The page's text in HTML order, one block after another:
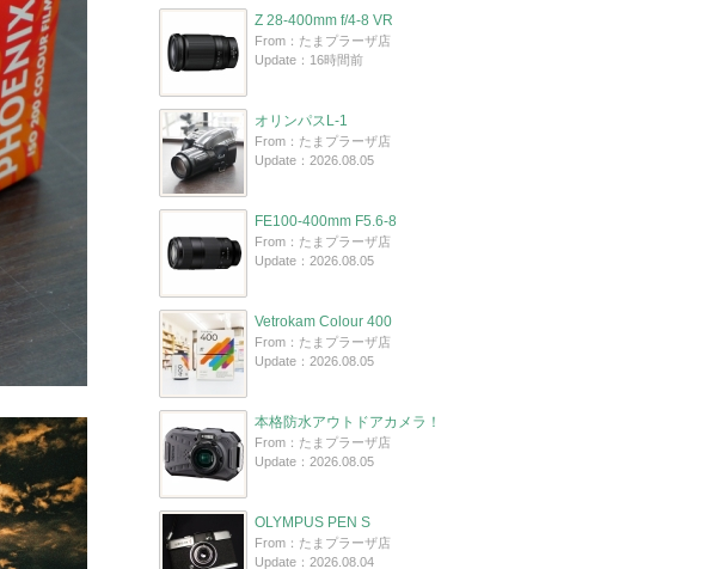
Z 28-400mm f/4-8 VR
From：たまプラーザ店
Update：16時間前
オリンパスL-1
From：たまプラーザ店
Update：2026.08.05
FE100-400mm F5.6-8
From：たまプラーザ店
Update：2026.08.05
Vetrokam Colour 400
From：たまプラーザ店
Update：2026.08.05
本格防水アウトドアカメラ！
From：たまプラーザ店
Update：2026.08.05
OLYMPUS PEN S
From：たまプラーザ店
Update：2026.08.04